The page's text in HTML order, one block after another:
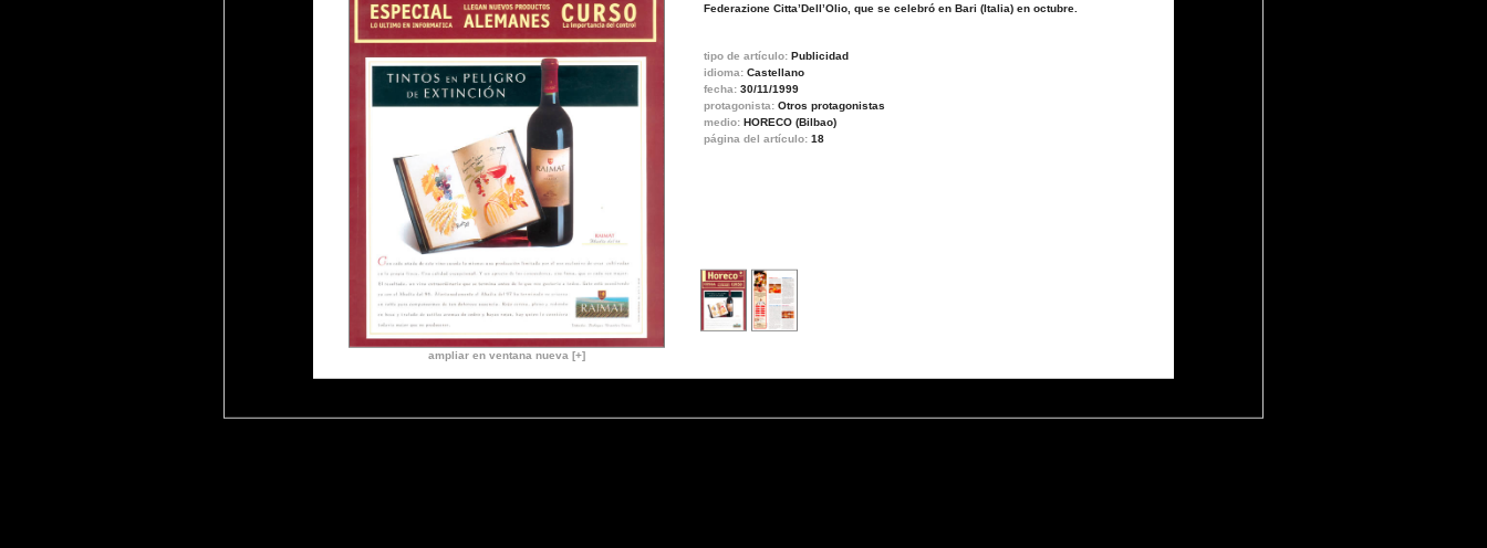
Federazione Citta’Dell’Olio, que se celebró en Bari (Italia) en octubre.
tipo de artículo: Publicidad
idioma: Castellano
fecha: 30/11/1999
protagonista: Otros protagonistas
medio: HORECO (Bilbao)
página del artículo: 18
ampliar en ventana nueva [+]